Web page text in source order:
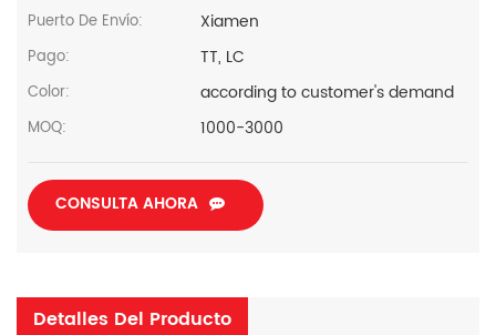
Puerto De Envío: Xiamen
Pago: TT, LC
Color: according to customer's demand
MOQ: 1000-3000
CONSULTA AHORA
Detalles Del Producto